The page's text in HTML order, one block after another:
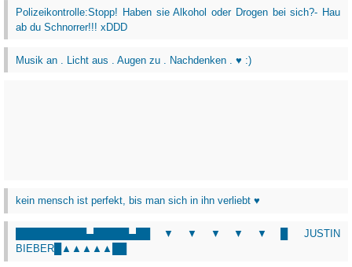
Polizeikontrolle:Stopp! Haben sie Alkohol oder Drogen bei sich?- Hau
ab du Schnorrer!!! xDDD
Musik an . Licht aus . Augen zu . Nachdenken . ♥ :)
kein mensch ist perfekt, bis man sich in ihn verliebt ♥
██████████▄█████▄██▼▼▼▼▼█ JUSTIN
BIEBER█▲▲▲▲▲██